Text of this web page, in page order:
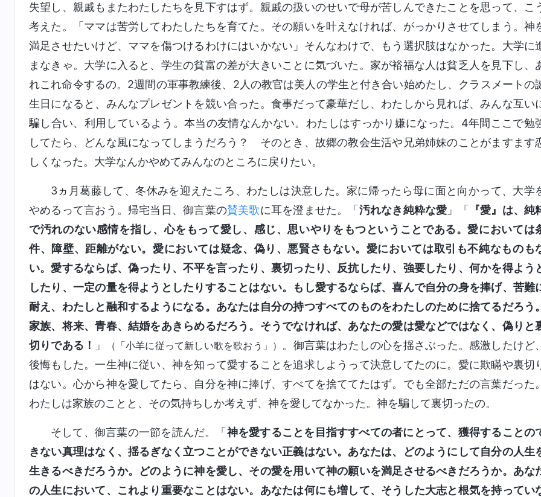
失望し、親戚もまたわたしたちを見下すはず。親戚の扱いのせいで母が苦しんできたことを思って、こ
考えた。「ママは苦労してわたしたちを育てた。その願いを叶えなければ、がっかりさせてしまう。神
満足させたいけど、ママを傷つけるわけにはいかない」そんなわけで、もう選択肢はなかった。大学に
まなきゃ。大学に入ると、学生の貧富の差が大きいことに気づいた。家が裕福な人は貧乏人を見下し、
れこれ命令するの。2週間の軍事教練後、2人の教官は美人の学生と付き合い始めたし、クラスメートの
生日になると、みんなプレゼントを競い合った。食事だって豪華だし、わたしから見れば、みんな互い
騙し合い、利用しているよう。本当の友情なんかない。わたしはすっかり嫌になった。4年間ここで勉
してたら、どんな風になってしまうだろう？ そのとき、故郷の教会生活や兄弟姉妹のことがますます
しくなった。大学なんかやめてみんなのところに戻りたい。
3ヵ月葛藤して、冬休みを迎えたころ、わたしは決意した。家に帰ったら母に面と向かって、大学
やめるって言おう。帰宅当日、御言葉の賛美歌に耳を澄ませた。「 汚れなき純粋な愛 」「
『愛』は、純
で汚れのない感情を指し、心をもって愛し、感じ、思いやりをもつということである。愛においては
件、障壁、距離がない。愛においては疑念、偽り、悪賢さもない。愛においては取引も不純なものも
い。愛するならば、偽ったり、不平を言ったり、裏切ったり、反抗したり、強要したり、何かを得よう
したり、一定の量を得ようとしたりすることはない。もし愛するならば、喜んで自分の身を捧げ、苦難
耐え、わたしと融和するようになる。あなたは自分の持つすべてのものをわたしのために捨てるだろう。
家族、将来、青春、結婚をあきらめるだろう。そうでなければ、あなたの愛は愛などではなく、偽りと
切りである！
」 （「小羊に従って新しい歌を歌おう」） 。御言葉はわたしの心を揺さぶった。感激したけど、
後悔もした。一生神に従い、神を知って愛することを追求しようって決意してたのに。愛に欺瞞や裏切
はない。心から神を愛してたら、自分を神に捧げ、すべてを捨ててたはず。でも全部ただの言葉だった。
わたしは家族のことと、その気持ちしか考えず、神を愛してなかった。神を騙して裏切ったの。
そして、御言葉の一節を読んだ。「 神を愛することを目指すすべての者にとって、獲得することの
きない真理はなく、揺るぎなく立つことができない正義はない。あなたは、どのようにして自分の人生
生きるべきだろうか。どのように神を愛し、その愛を用いて神の願いを満足させるべきだろうか。あな
の人生において、これより重要なことはない。あなたは何にも増して、そうした大志と根気を持ってい